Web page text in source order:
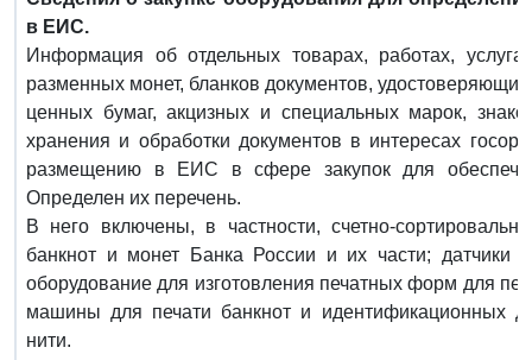
в ЕИС.
Информация об отдельных товарах, работах,
разменных монет, бланков документов,
ценных бумаг, акцизных и специальных марок,
хранения и обработки документов в интересах
размещению в ЕИС в сфере закупок для
Определен их перечень.
В него включены, в частности, счетно-
банкнот и монет Банка России и их части; датчики
оборудование для изготовления печатных форм для
машины для печати банкнот и идентификационных
нити.